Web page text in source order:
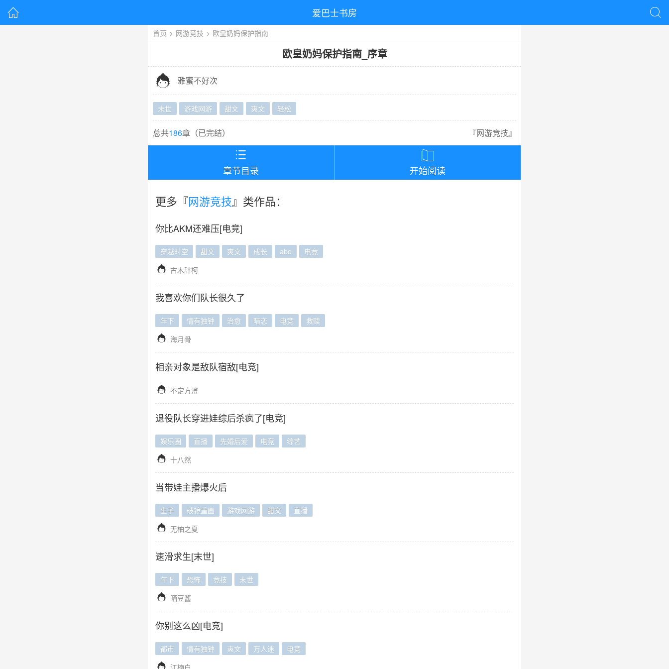
 爱巴士书房 
首页 > 网游竞技 > 欧皇奶妈保护指南
欧皇奶妈保护指南_ 序章
 雅蜜不好次
末世 游戏网游 甜文 爽文 轻松
总共186章（已完结） 『网游竞技』

章节目录

开始阅读
更多『网游竞技』类作品：
你比AKM还难压[电竞]
穿越时空 甜文 爽文 成长 abo 电竞
 古木辞柯
我喜欢你们队长很久了
年下 情有独钟 治愈 暗恋 电竞 救赎
 海月骨
相亲对象是敌队宿敌[电竞]
 不定方澄
退役队长穿进娃综后杀疯了[电竞]
娱乐圈 直播 先婚后爱 电竞 综艺
 十八然
当带娃主播爆火后
生子 破镜重圆 游戏网游 甜文 直播
 无柚之夏
速滑求生[末世]
年下 恐怖 竞技 末世
 晒豆酱
你别这么凶[电竞]
都市 情有独钟 爽文 万人迷 电竞
 江楠白